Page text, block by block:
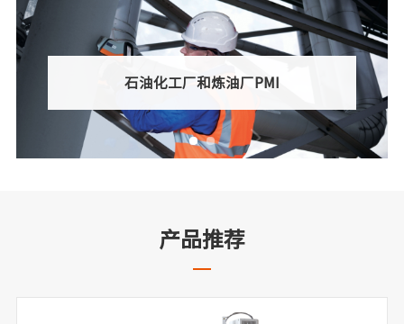
石油化工厂和炼油厂PMI
产品推荐